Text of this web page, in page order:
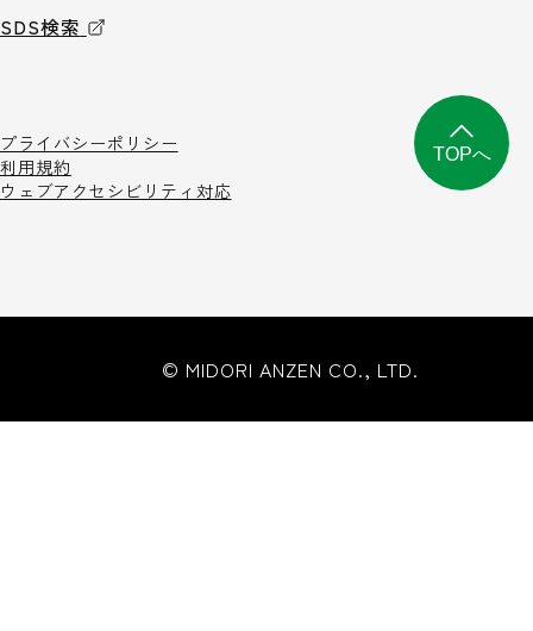
SDS検索
プライバシーポリシー
利用規約
ウェブアクセシビリティ対応
© MIDORI ANZEN CO., LTD.
TOPへ